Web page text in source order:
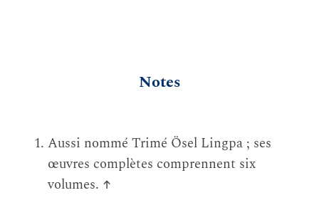
Notes
Aussi nommé Trimé Ösel Lingpa ; ses
œuvres complètes comprennent six
volumes. ↑